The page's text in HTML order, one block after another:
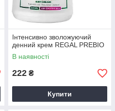
Інтенсивно зволожуючий
денний крем REGAL PREBIO
В наявності
222 ₴
Купити